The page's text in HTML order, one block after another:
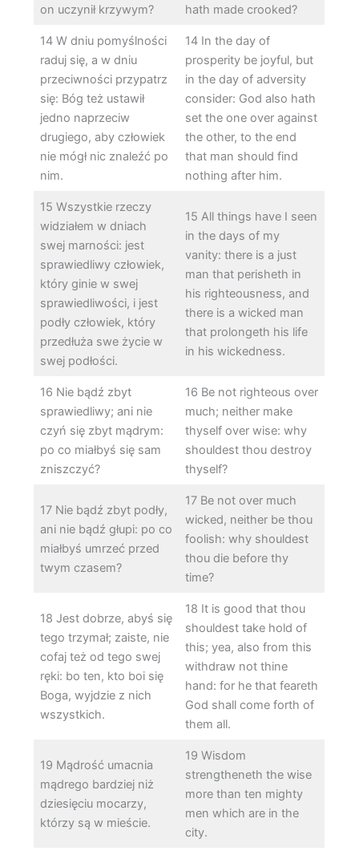
on uczynił krzywym? hath made crooked?
14 W dniu pomyślności
raduj się, a w dniu
przeciwności przypatrz
się: Bóg też ustawił
jedno naprzeciw
drugiego, aby człowiek
nie mógł nic znaleźć po
nim.
14 In the day of
prosperity be joyful, but
in the day of adversity
consider: God also hath
set the one over against
the other, to the end
that man should find
nothing after him.
15 Wszystkie rzeczy
widziałem w dniach
swej marności: jest
sprawiedliwy człowiek,
który ginie w swej
sprawiedliwości, i jest
podły człowiek, który
przedłuża swe życie w
swej podłości.
15 All things have I seen
in the days of my
vanity: there is a just
man that perisheth in
his righteousness, and
there is a wicked man
that prolongeth his life
in his wickedness.
16 Nie bądź zbyt
sprawiedliwy; ani nie
czyń się zbyt mądrym:
po co miałbyś się sam
zniszczyć?
16 Be not righteous over
much; neither make
thyself over wise: why
shouldest thou destroy
thyself?
17 Nie bądź zbyt podły,
ani nie bądź głupi: po co
miałbyś umrzeć przed
twym czasem?
17 Be not over much
wicked, neither be thou
foolish: why shouldest
thou die before thy
time?
18 Jest dobrze, abyś się
tego trzymał; zaiste, nie
cofaj też od tego swej
ręki: bo ten, kto boi się
Boga, wyjdzie z nich
wszystkich.
18 It is good that thou
shouldest take hold of
this; yea, also from this
withdraw not thine
hand: for he that feareth
God shall come forth of
them all.
19 Mądrość umacnia
mądrego bardziej niż
dziesięciu mocarzy,
którzy są w mieście.
19 Wisdom
strengtheneth the wise
more than ten mighty
men which are in the
city.